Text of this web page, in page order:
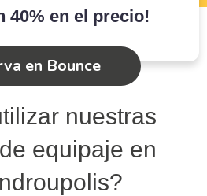
40% en el precio!
en Bounce
nuestras
equipaje en